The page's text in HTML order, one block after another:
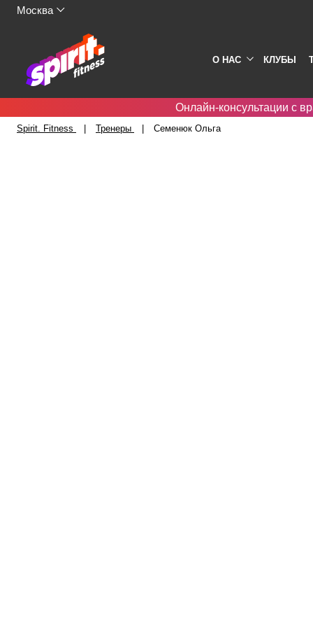
Москва
О НАС КЛУБЫ
Онлайн-консультации с
Spirit. Fitness Тренеры Семенюк Ольга